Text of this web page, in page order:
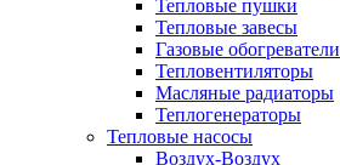
Тепловые пушки
Тепловые завесы
Газовые обогреватели
Тепловентиляторы
Масляные радиаторы
Теплогенераторы
Тепловые насосы
Воздух-Воздух